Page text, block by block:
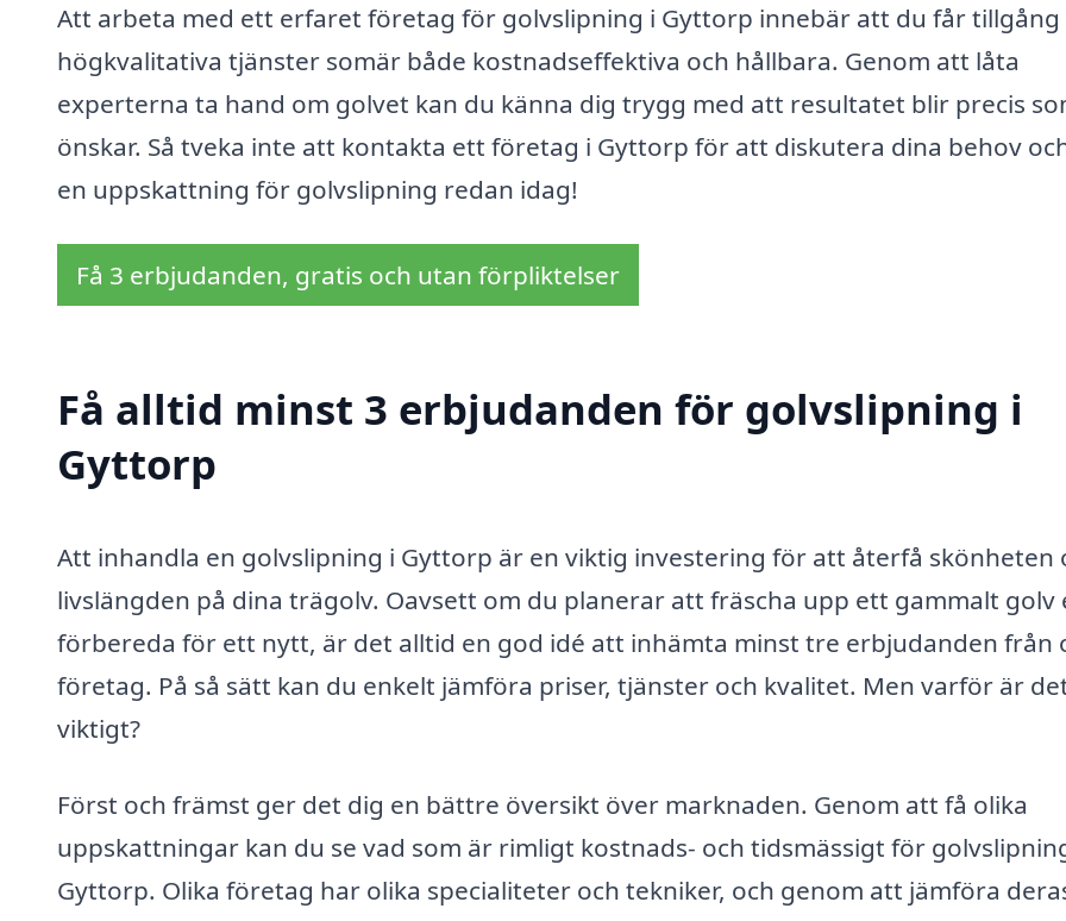
Att arbeta med ett erfaret företag för golvslipning i Gyttorp innebär att du får tillgång
högkvalitativa tjänster somär både kostnadseffektiva och hållbara. Genom att låta
experterna ta hand om golvet kan du känna dig trygg med att resultatet blir precis
önskar. Så tveka inte att kontakta ett företag i Gyttorp för att diskutera dina behov
en uppskattning för golvslipning redan idag!
Få 3 erbjudanden, gratis och utan förpliktelser
Få alltid minst 3 erbjudanden för golvslipning i
Gyttorp
Att inhandla en golvslipning i Gyttorp är en viktig investering för att återfå skönheten
livslängden på dina trägolv. Oavsett om du planerar att fräscha upp ett gammalt golv
förbereda för ett nytt, är det alltid en god idé att inhämta minst tre erbjudanden från
företag. På så sätt kan du enkelt jämföra priser, tjänster och kvalitet. Men varför är
viktigt?
Först och främst ger det dig en bättre översikt över marknaden. Genom att få olika
uppskattningar kan du se vad som är rimligt kostnads- och tidsmässigt för
Gyttorp. Olika företag har olika specialiteter och tekniker, och genom att jämföra